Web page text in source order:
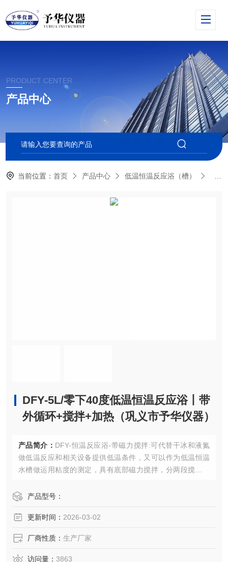
PRODUCT CENTER
产品中心
当前位置：首页 产品中心 低温恒温反应浴（槽）
DFY-5L/零下40度低温恒温反应浴丨带
外循环+搅拌+加热（巩义市予华仪器）
产品简介： DFY-恒温反应浴-带磁力搅拌:可代替干冰和液氮
做低温反应和相关设备提供低温条件，又可以作为低温恒温
水槽做运用粘度的测定，具有底部磁力搅拌，分两段搅拌，
DFY-5L/零下40度低温恒温反应浴丨带外循环+搅拌+加热
产品型号：
更新时间： 2026-03-02
厂商性质： 生产厂家
访问量： 3863